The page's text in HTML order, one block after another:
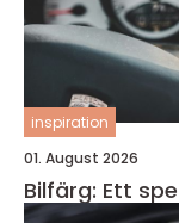
inspiration
01. August 2026
Bilfärg: Ett